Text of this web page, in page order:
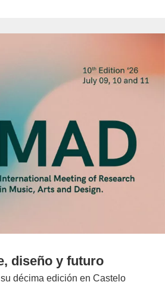
diseño y futuro
décima edición en Castelo